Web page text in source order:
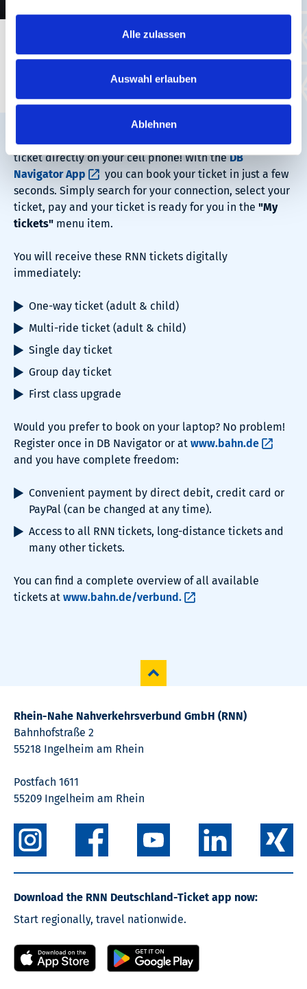
Alle zulassen
Auswahl erlauben
Ablehnen
Cell phone ticket
Your ticket? Click. Done.
No more queuing, no more paper chaos: get your RNN
ticket directly on your cell phone! With theDB
Navigator App
you can book your ticket in just a few
seconds. Simply search for your connection, select your
ticket, pay and your ticket is ready for you in the "My
tickets" menu item.
You will receive these RNN tickets digitally
immediately:
One-way ticket (adult & child)
Multi-ride ticket (adult & child)
Single day ticket
Group day ticket
First class upgrade
Would you prefer to book on your laptop? No problem!
Register once in DB Navigator or at www.bahn.de
and you have complete freedom:
Convenient payment by direct debit, credit card or
PayPal (can be changed at any time).
Access to all RNN tickets, long-distance tickets and
many other tickets.
You can find a complete overview of all available
tickets at www.bahn.de/verbund.
Rhein-Nahe Nahverkehrsverbund GmbH (RNN)
Bahnhofstraße 2
55218 Ingelheim am Rhein
Postfach 1611
55209 Ingelheim am Rhein
Download the RNN Deutschland-Ticket app now:
Start regionally, travel nationwide.